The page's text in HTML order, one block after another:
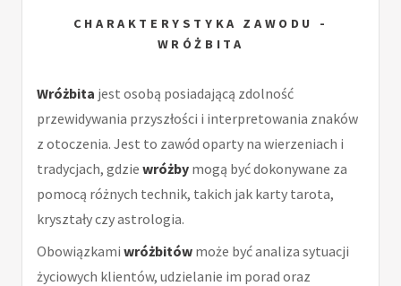
CHARAKTERYSTYKA ZAWODU -
WRÓŻBITA
Wróżbita jest osobą posiadającą zdolność
przewidywania przyszłości i interpretowania znaków
z otoczenia. Jest to zawód oparty na wierzeniach i
tradycjach, gdzie wróżby mogą być dokonywane za
pomocą różnych technik, takich jak karty tarota,
kryształy czy astrologia.
Obowiązkami wróżbitów może być analiza sytuacji
życiowych klientów, udzielanie im porad oraz